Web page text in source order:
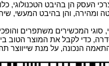
העסק הן בהיבט הטכנולוגי,
ומהירה, והן בהיבט המעשי,
סוגי המכשירים משתפרים
כדי לקבל את המוצר הטוב
הנכונה, על מנת שייווצר